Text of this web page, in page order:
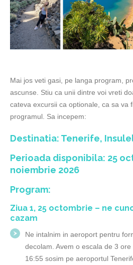
Mai jos veti gasi, pe langa program,
ascunse. Stiu ca unii dintre voi vreti
cateva excursii ca optionale, ca sa va
programul. Sa incepem:
Destinatia: Tenerife,
Perioada disponibila: 25
noiembrie 2026
Program:
Ziua 1, 25 octombrie – ne
cazam
Ne intalnim in aeroport pentru
decolam. Avem o escala de 3
16:55 sosim pe aeroportul